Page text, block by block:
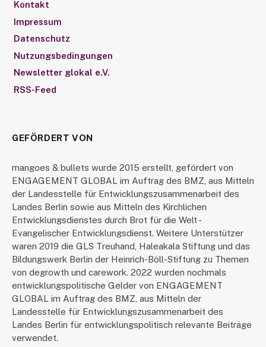
Kontakt
Impressum
Datenschutz
Nutzungsbedingungen
Newsletter glokal e.V.
RSS-Feed
GEFÖRDERT VON
mangoes & bullets wurde 2015 erstellt, gefördert von
ENGAGEMENT GLOBAL im Auftrag des BMZ, aus Mitteln
der Landesstelle für Entwicklungszusammenarbeit des
Landes Berlin sowie aus Mitteln des Kirchlichen
Entwicklungsdienstes durch Brot für die Welt -
Evangelischer Entwicklungsdienst. Weitere Unterstützer
waren 2019 die GLS Treuhand, Haleakala Stiftung und das
Bildungswerk Berlin der Heinrich-Böll-Stiftung zu Themen
von degrowth und carework. 2022 wurden nochmals
entwicklungspolitische Gelder von ENGAGEMENT
GLOBAL im Auftrag des BMZ, aus Mitteln der
Landesstelle für Entwicklungszusammenarbeit des
Landes Berlin für entwicklungspolitisch relevante Beiträge
verwendet.